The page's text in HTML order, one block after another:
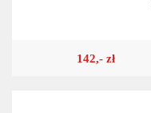
142,- zł